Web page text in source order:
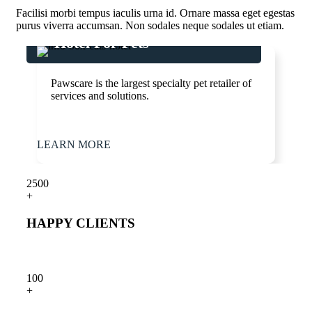
Facilisi morbi tempus iaculis urna id. Ornare massa eget egestas
purus viverra accumsan. Non sodales neque sodales ut etiam.
Hotel For Pets
Pawscare is the largest specialty pet retailer of
services and solutions.
LEARN MORE
2500
+
HAPPY CLIENTS
100
+